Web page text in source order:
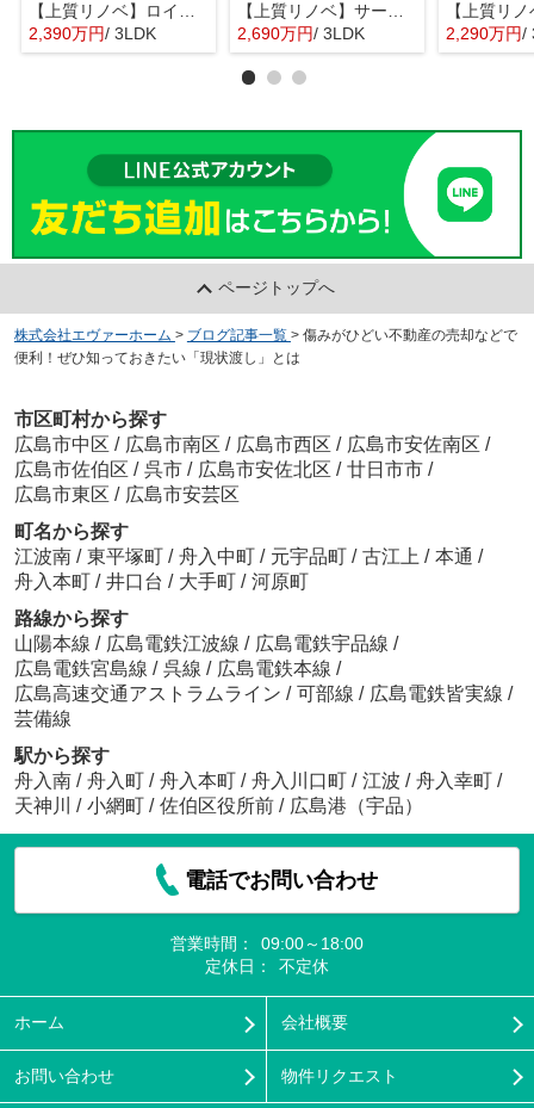
【上質リノベ】ロイヤルクリスタル本通り
2,390万円/ 3LDK
【上質リノベ】サーパス阿賀駅前
2,690万円/ 3LDK 2,290万円/
ページトップへ
株式会社エヴァーホーム > ブログ記事一覧 > 傷みがひどい不動産の売却などで
便利！ぜひ知っておきたい「現状渡し」とは
市区町村から探す
広島市中区 / 広島市南区 / 広島市西区 / 広島市安佐南区 /
広島市佐伯区 / 呉市 / 広島市安佐北区 / 廿日市市 /
広島市東区 / 広島市安芸区
町名から探す
江波南 / 東平塚町 / 舟入中町 / 元宇品町 / 古江上 / 本通 /
舟入本町 / 井口台 / 大手町 / 河原町
路線から探す
山陽本線 / 広島電鉄江波線 / 広島電鉄宇品線 /
広島電鉄宮島線 / 呉線 / 広島電鉄本線 /
広島高速交通アストラムライン / 可部線 / 広島電鉄皆実線 /
芸備線
駅から探す
舟入南 / 舟入町 / 舟入本町 / 舟入川口町 / 江波 / 舟入幸町 /
天神川
/ 小網町 / 佐伯区役所前 / 広島港（宇品）
電話でお問い合わせ
営業時間：
09:00～18:00
定休日：
不定休
ホーム 会社概要
お問い合わせ 物件リクエスト